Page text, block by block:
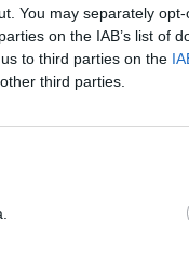
You may separately
on the IAB’s list of
to third parties on the
third parties.
έναν χρόνο